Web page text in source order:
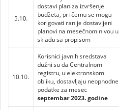
5.10.
dostavi plan za izvršenje
budžeta, pri čemu se mogu
korigovati ranije dostavljeni
planovi na mesečnom nivou u
skladu sa propisom
10.10.
Korisnici javnih sredstava
dužni su da Centralnom
registru, u elektronskom
obliku, dostavljaju neophodne
podatke za mesec
septembar 2023. godine